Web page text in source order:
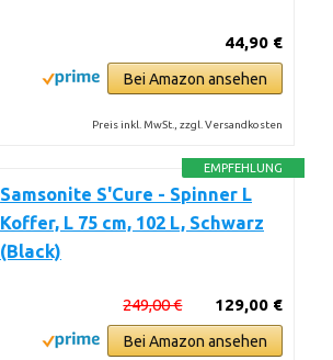
44,90 €
Bei Amazon ansehen
Preis inkl. MwSt., zzgl. Versandkosten
EMPFEHLUNG
Samsonite S'Cure - Spinner L
Koffer, L 75 cm, 102 L, Schwarz
(Black)
129,00 €
249,00 €
Bei Amazon ansehen